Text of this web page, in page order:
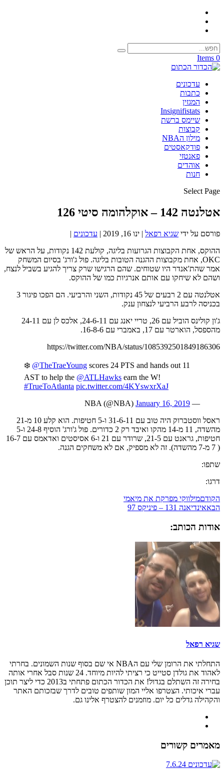
0 Items
עדכונים
כתבות
המגזין
Insignifistats
שיימס ברשת
קבוצות
מילון הNBA
פודקאסטים
פאנטזי
אוהדים
חנות
Select Page
אטלנטה 142 – אוקלהומה סיטי 126
פורסם על ידי שגיא רפאל | ינו 16, 2019 | עדכונים |
ההוקס, אחת הקבוצות הגרועות בליגה, קולעת 142 נקודות, על הראש של
OKC, אחת מקבוצות ההגנה הטובות בליגה. פול ג'ורג' בסיום המשחק
אמר שהת'אנדר היו שטוחים. שהם הרגישו שרק צריך להגיע בשביל לנצח,
ושהם לא שיחקו עם אותם אנרגיות כמו של ההוקס.
אטלנטה עם 2 רבעים של 45 נקודות, השני והרביעי. הם הפכו פיגור 3
בכניסה לרבע הרביעי לנצחון ענק.
ג'ון קולינס הוביל עם 26, טריי יאנג עם 24-6-11, אלכס לן עם 24-11
מהספסל, הוארטר עם 17, באמברי עם 16-8-6.
https://twitter.com/NBA/status/1085392501849186306
❄️ @TheTraeYoung scores 24 PTS and hands out 11
AST to help the @ATLHawks earn the W!
#TrueToAtlanta pic.twitter.com/4KYswxrXaJ
— NBA (@NBA)
January 16, 2019
ראסל ווסטברוק היה טוב עם 31-6-11 ו-5 חטיפות. הוא קלע 10 מ-21
מהשדה, 11 מ-14 מהקו ואיבד רק 2 כדורים. פול ג'ורג' הוסיף 24-8 ו-5
חטיפות, גראנט עם 21-5, שרודר עם 21 ו-6 אסיסטים ואדאמס עם 16-7
( 7 מ-7 מהשדה). זה לא מספיק, אם לא משחקים הגנה.
שתפו:
דרגו:
הקודםמילווקי מפרקת את מיאמי
הבאאינדיאנה 131 – פיניקס 97
אודות הכותב:
שגיא רפאל
התחלתי את הרומן שלי עם הNBA אי שם בסוף שנות השמונים. בחרתי
לאהוד את גולדן סטייט כי רציתי להיות מיוחד. 24 שנות סבל אחרי אותה
בחירה זה השתלם בגדול! את הכדור הכתום פתחתי ב2013 כדי ליצר תוכן
עברי איכותי. הצטרפו אליי המון שותפים טובים לדרך שבזכותם האתר
והקהילה גדלים כל יום. מוזמנים להצטרף אלינו גם.
מאמרים קשורים